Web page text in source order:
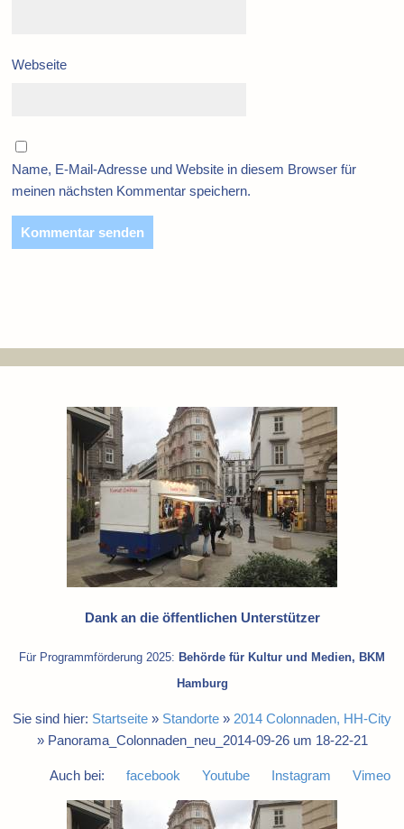
Webseite
Name, E-Mail-Adresse und Website in diesem Browser für
meinen nächsten Kommentar speichern.
Dank an die öffentlichen Unterstützer
Für Programmförderung 2025: Behörde für Kultur und Medien, BKM
Hamburg
Sie sind hier: Startseite » Standorte » 2014 Colonnaden, HH-City
» Panorama_Colonnaden_neu_2014-09-26 um 18-22-21
Auch bei: facebook Youtube Instagram Vimeo